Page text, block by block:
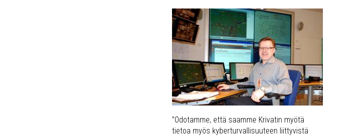
”Odotamme, että saamme Krivatin myötä
tietoa myös kyberturvallisuuteen liittyvistä